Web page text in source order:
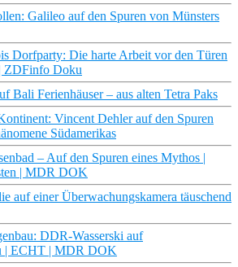
Galileo auf den Spuren von Münsters
Dorfparty: Die harte Arbeit vor den Türen
ZDFinfo Doku
Bali Ferienhäuser – aus alten Tetra Paks
Vincent Dehler auf den Spuren
Südamerikas
– Auf den Spuren eines Mythos |
| MDR DOK
auf einer Überwachungskamera täuschend
DDR-Wasserski auf
| ECHT | MDR DOK